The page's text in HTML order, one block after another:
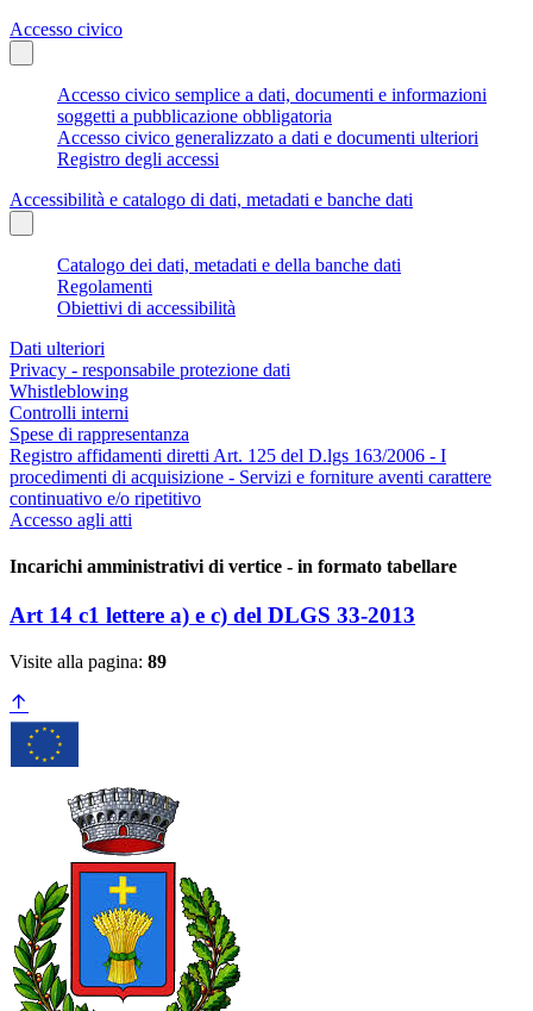
Accesso civico
Accesso civico semplice a dati, documenti e informazioni
soggetti a pubblicazione obbligatoria
Accesso civico generalizzato a dati e documenti ulteriori
Registro degli accessi
Accessibilità e catalogo di dati, metadati e banche dati
Catalogo dei dati, metadati e della banche dati
Regolamenti
Obiettivi di accessibilità
Dati ulteriori
Privacy - responsabile protezione dati
Whistleblowing
Controlli interni
Spese di rappresentanza
Registro affidamenti diretti Art. 125 del D.lgs 163/2006 - I
procedimenti di acquisizione - Servizi e forniture aventi carattere
continuativo e/o ripetitivo
Accesso agli atti
Incarichi amministrativi di vertice - in formato tabellare
Art 14 c1 lettere a) e c) del DLGS 33-2013
Visite alla pagina: 89